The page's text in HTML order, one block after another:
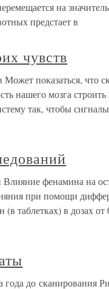
на
предстает в
чувств
показаться, что
нашего мозга
так, чтобы
Влияние фенамина на
при помощи
(в таблетках) в дозах
года до сканирования